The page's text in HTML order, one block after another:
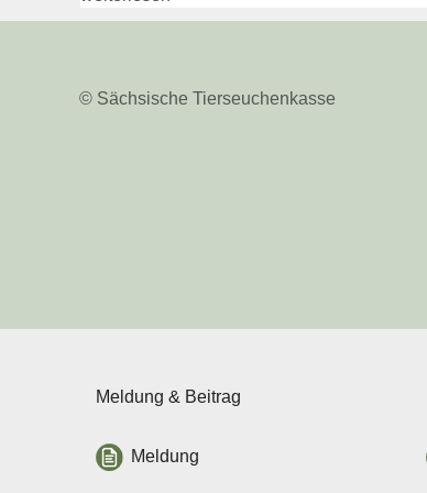
© Sächsische Tierseuchenkasse
Meldung & Beitrag
Meldung